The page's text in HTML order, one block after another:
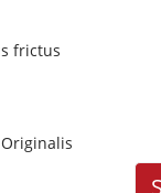
frictus